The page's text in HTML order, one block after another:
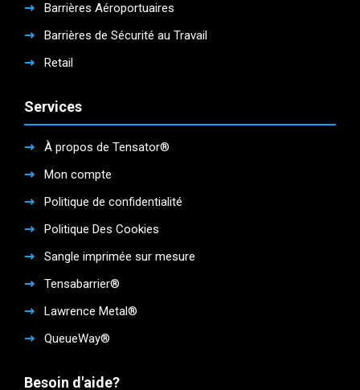
Barrières Aéroportuaires
Barrières de Sécurité au Travail
Retail
Services
À propos de Tensator®
Mon compte
Politique de confidentialité
Politique Des Cookies
Sangle imprimée sur mesure
Tensabarrier®
Lawrence Metal®
QueueWay®
Besoin d'aide?